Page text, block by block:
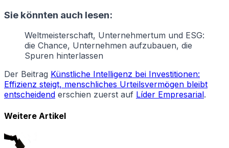
Sie könnten auch lesen:
Weltmeisterschaft, Unternehmertum und ESG:
die Chance, Unternehmen aufzubauen, die
Spuren hinterlassen
Der Beitrag Künstliche Intelligenz bei Investitionen:
Effizienz steigt, menschliches Urteilsvermögen bleibt
entscheidend erschien zuerst auf Líder Empresarial.
Weitere Artikel